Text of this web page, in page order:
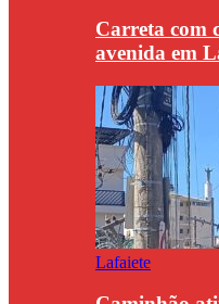
Carreta com
avenida em
Lafaiete